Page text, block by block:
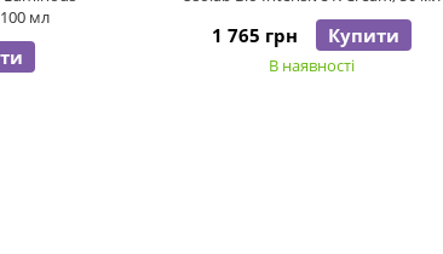
мл
1 765 грн Купити
В наявності